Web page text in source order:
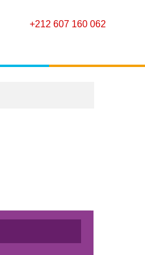
+212 607 160 062